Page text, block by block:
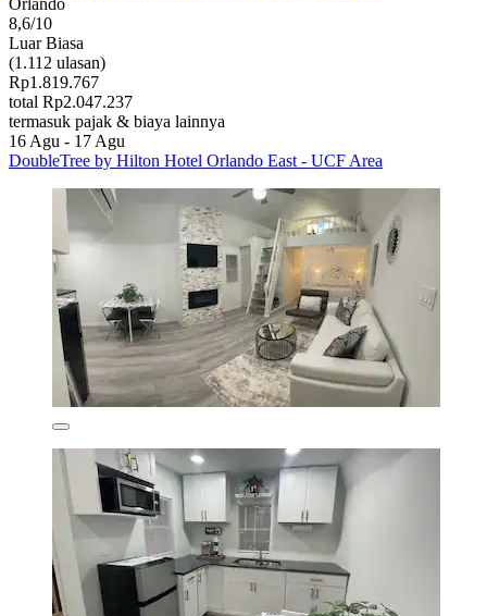
Orlando
8,6/10
Luar Biasa
(1.112 ulasan)
Rp1.819.767
total Rp2.047.237
termasuk pajak & biaya lainnya
16 Agu - 17 Agu
DoubleTree by Hilton Hotel Orlando East - UCF Area